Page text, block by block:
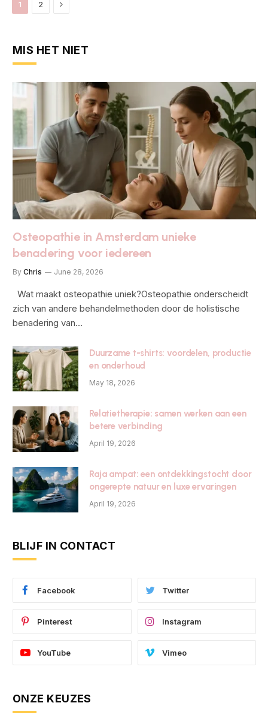
1 2 Next
MIS HET NIET
Osteopathie in Amsterdam unieke
benadering voor iedereen
By Chris June 28, 2026
Wat maakt osteopathie uniek?Osteopathie onderscheidt
zich van andere behandelmethoden door de holistische
benadering van…
Duurzame t-shirts: voordelen, productie
en onderhoud
May 18, 2026
Relatietherapie: samen werken aan een
betere verbinding
April 19, 2026
Raja ampat: een ontdekkingstocht door
ongerepte natuur en luxe ervaringen
April 19, 2026
BLIJF IN CONTACT
Facebook Twitter
Pinterest Instagram
YouTube Vimeo
ONZE KEUZES